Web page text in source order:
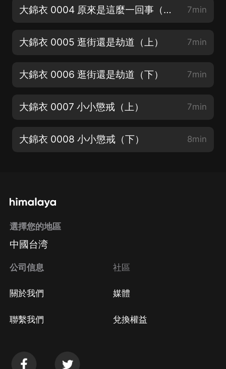
大錦衣 0004 原來是這麼一回事（下） 7min
大錦衣 0005 逛街還是劫道（上） 7min
大錦衣 0006 逛街還是劫道（下） 7min
大錦衣 0007 小小懲戒（上） 7min
大錦衣 0008 小小懲戒（下） 8min
選擇您的地區
中國台湾
公司信息
關於我們
聯繫我們
社區
媒體
兌換權益